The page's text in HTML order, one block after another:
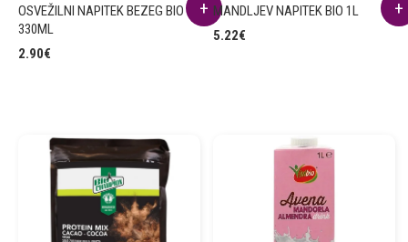
OSVEŽILNI NAPITEK BEZEG BIO
330ML
2.90€
MANDLJEV NAPITEK BIO 1L
5.22€